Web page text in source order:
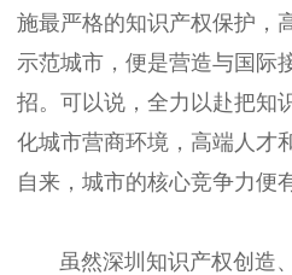
施最严格的知识产权保护，
示范城市，便是营造与国际
招。可以说，全力以赴把知
化城市营商环境，高端人才
自来，城市的核心竞争力便
虽然深圳知识产权创造、